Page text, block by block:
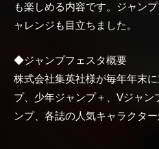
も楽しめる内容です。ジャン
ャレンジも目立ちました。
◆ジャンプフェスタ概要
株式会社集英社様が毎年年末
プ、少年ジャンプ＋、Vジャン
ンプ、各誌の人気キャラクタ